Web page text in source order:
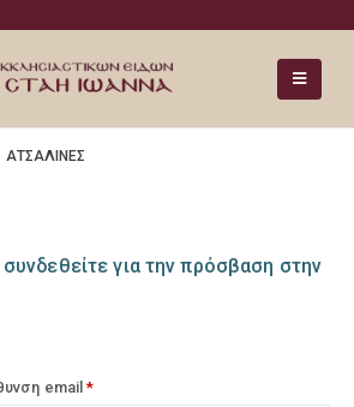
ΑΤΣΑΛΙΝΕΣ
για την πρόσβαση στην
email*